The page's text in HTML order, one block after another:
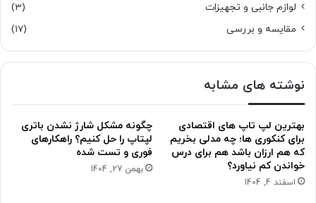
لوازم جانبی و تجهیزات
(3)
مقایسه و بررسی
(17)
نوشته های مشابه
بهترین لپ تاپ های اقتصادی
برای کنکوری ها؛ چه مدلی بخریم
که هم ارزان باشد هم برای درس
خواندن کم نیاورد؟
اسفند 4, 1404
چگونه مشکل شارژ نشدن باتری
لپتاپ را حل کنیم؟ راهکارهای
فوری و تست شده
بهمن 27, 1404